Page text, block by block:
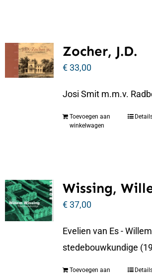
Zocher, J.D.
€33,00
Josi Smit m.m.v.
Toevoegen aan
winkelwagen
Wissing,
€37,00
Evelien van Es -
stedebouwkundige
Toevoegen aan